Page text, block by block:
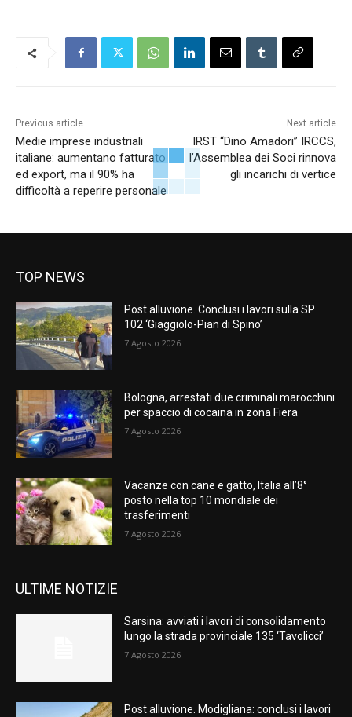
Previous article
Medie imprese industriali
italiane: aumentano fatturato
ed export, ma il 90% ha
difficoltà a reperire personale
Next article
IRST “Dino Amadori” IRCCS,
l’Assemblea dei Soci rinnova
gli incarichi di vertice
TOP NEWS
Post alluvione. Conclusi i lavori sulla SP
102 ‘Giaggiolo-Pian di Spino’
7 Agosto 2026
Bologna, arrestati due criminali marocchini
per spaccio di cocaina in zona Fiera
7 Agosto 2026
Vacanze con cane e gatto, Italia all’8°
posto nella top 10 mondiale dei
trasferimenti
7 Agosto 2026
ULTIME NOTIZIE
Sarsina: avviati i lavori di consolidamento
lungo la strada provinciale 135 ‘Tavolicci’
7 Agosto 2026
Post alluvione. Modigliana: conclusi i lavori